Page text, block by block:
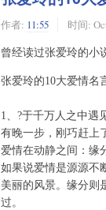
作者: 11:55 时间:
曾经读过张爱玲的小
张爱玲的10大爱情名
1、?于千万人之中遇
有晚一步，刚巧赶上
爱情在动静之间：缘
如果说爱情是源源不
美丽的风景。缘分则
过。